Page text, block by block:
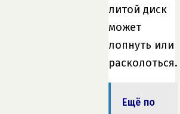
литой диск
может
лопнуть или
расколоться.
Ещё по